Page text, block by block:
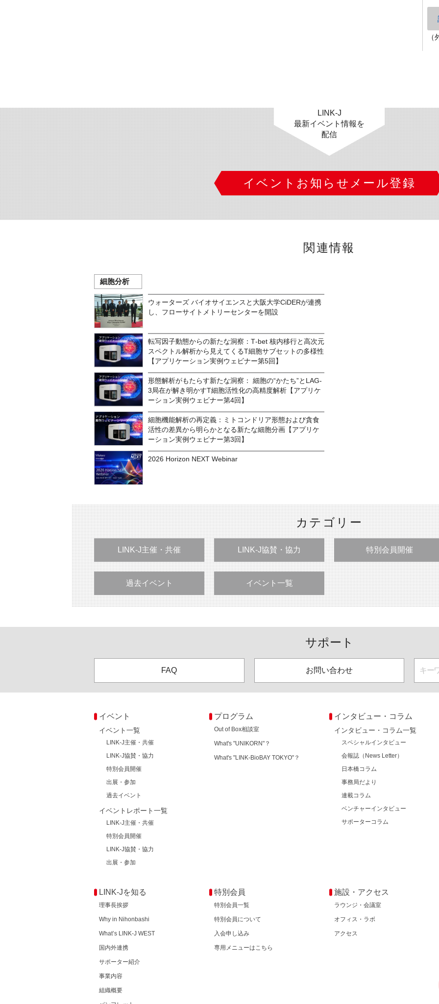
LINK-J
最新イベント情報を
配信
イベントお知らせメール登録
関連情報
細胞分析
ウォーターズ バイオサイエンスと大阪大学CiDERが連携
し、フローサイトメトリーセンターを開設
転写因子動態からの新たな洞察：T‑bet 核内移行と高次元
スペクトル解析から見えてくるT細胞サブセットの多様性
【アプリケーション実例ウェビナー第5回】
形態解析がもたらす新たな洞察： 細胞の“かたち”とLAG-
3局在が解き明かすT細胞活性化の高精度解析【アプリケ
ーション実例ウェビナー第4回】
細胞機能解析の再定義：ミトコンドリア形態および貪食
活性の差異から明らかとなる新たな細胞分画【アプリケ
ーション実例ウェビナー第3回】
2026 Horizon NEXT Webinar
カテゴリー
LINK-J主催・共催 LINK-J協賛・協力 特別会員開催
過去イベント イベント一覧
サポート
FAQ お問い合わせ
イベント
イベント一覧
LINK-J主催・共催
LINK-J協賛・協力
特別会員開催
出展・参加
過去イベント
イベントレポート一覧
LINK-J主催・共催
特別会員開催
LINK-J協賛・協力
出展・参加
プログラム
Out of Box相談室
What's "UNIKORN"？
What's "LINK-BioBAY TOKYO"？
インタビュー・コラム
インタビュー・コラム一覧
スペシャルインタビュー
会報誌（News Letter）
日本橋コラム
事務局だより
連載コラム
ベンチャーインタビュー
サポーターコラム
LINK-Jを知る
理事長挨拶
Why in Nihonbashi
What’s LINK-J WEST
国内外連携
サポーター紹介
事業内容
組織概要
特別会員
特別会員一覧
特別会員について
入会申し込み
専用メニューはこちら
施設・アクセス
ラウンジ・会議室
オフィス・ラボ
アクセス